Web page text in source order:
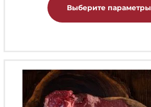
Выберите параметры